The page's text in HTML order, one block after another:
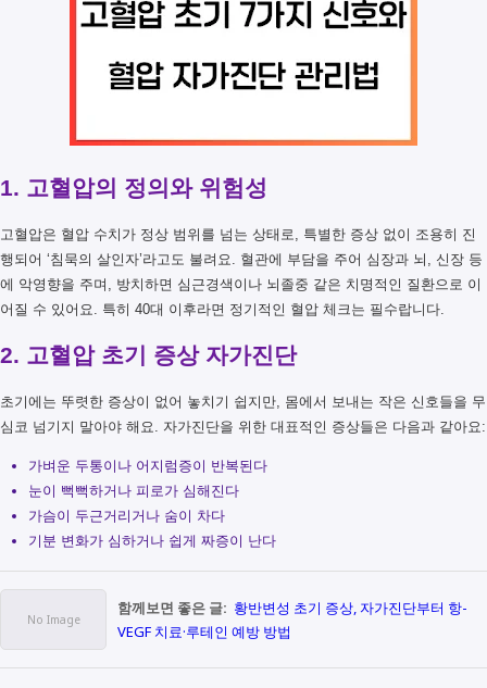
1. 고혈압의 정의와 위험성
고혈압은 혈압 수치가 정상 범위를 넘는 상태로, 특별한 증상 없이 조용히 진
행되어 ‘침묵의 살인자’라고도 불려요. 혈관에 부담을 주어 심장과 뇌, 신장 등
에 악영향을 주며, 방치하면 심근경색이나 뇌졸중 같은 치명적인 질환으로 이
어질 수 있어요. 특히 40대 이후라면 정기적인 혈압 체크는 필수랍니다.
2. 고혈압 초기 증상 자가진단
초기에는 뚜렷한 증상이 없어 놓치기 쉽지만, 몸에서 보내는 작은 신호들을 무
심코 넘기지 말아야 해요. 자가진단을 위한 대표적인 증상들은 다음과 같아요:
가벼운 두통이나 어지럼증이 반복된다
눈이 뻑뻑하거나 피로가 심해진다
가슴이 두근거리거나 숨이 차다
기분 변화가 심하거나 쉽게 짜증이 난다
함께보면 좋은 글: 황반변성 초기 증상, 자가진단부터 항-
VEGF 치료·루테인 예방 방법